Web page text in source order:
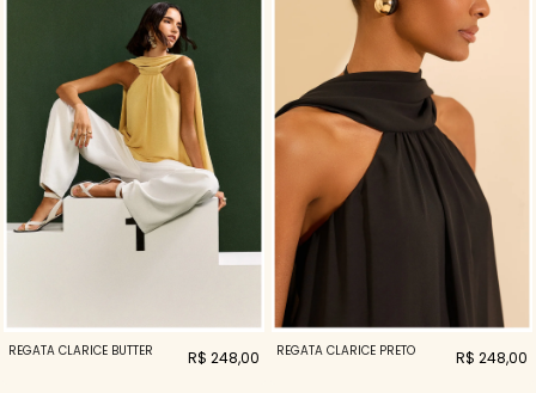
REGATA CLARICE BUTTER R$ 248,00 REGATA CLARICE PRETO R$ 248,00